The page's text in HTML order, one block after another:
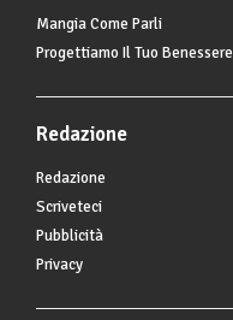
Mangia Come Parli
Progettiamo Il Tuo Benessere
Redazione
Redazione
Scriveteci
Pubblicità
Privacy